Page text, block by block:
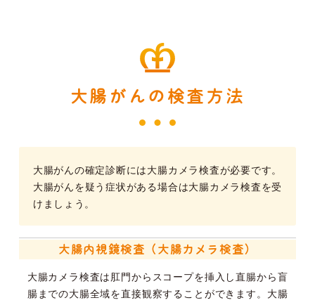
大腸がんの検査方法
大腸がんの確定診断には大腸カメラ検査が必要です。
大腸がんを疑う症状がある場合は大腸カメラ検査を受
けましょう。
大腸内視鏡検査（大腸カメラ検査）
大腸カメラ検査は肛門からスコープを挿入し直腸から盲
腸までの大腸全域を直接観察することができます。大腸